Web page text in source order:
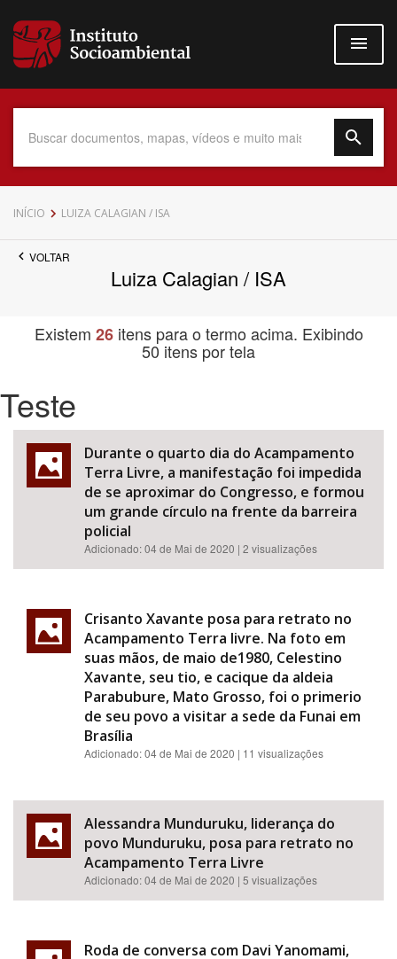
para
conteúdo
Data do Documento
Tema
Área Protegida
BUSCAR
INÍCIO LUIZA CALAGIAN / ISA
VOLTAR
Luiza Calagian / ISA
Existem 26itens para o termo acima. Exibindo
50 itens por tela
Teste
Durante o quarto dia do Acampamento
Terra Livre, a manifestação foi impedida
de se aproximar do Congresso, e formou
um grande círculo na frente da barreira
policial
Adicionado:04 de Mai de 2020 | 2 visualizações
Crisanto Xavante posa para retrato no
Acampamento Terra livre. Na foto em
suas mãos, de maio de1980, Celestino
Xavante, seu tio, e cacique da aldeia
Parabubure, Mato Grosso, foi o primerio
de seu povo a visitar a sede da Funai em
Brasília
Adicionado:04 de Mai de 2020 | 11 visualizações
Alessandra Munduruku, liderança do
povo Munduruku, posa para retrato no
Acampamento Terra Livre
Adicionado:04 de Mai de 2020 | 5 visualizações
Roda de conversa com Davi Yanomami,